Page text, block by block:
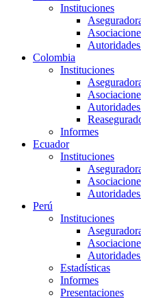
Instituciones
Colombia
Instituciones
Informes
Ecuador
Instituciones
Perú
Instituciones
Estadísticas
Informes
Presentaciones